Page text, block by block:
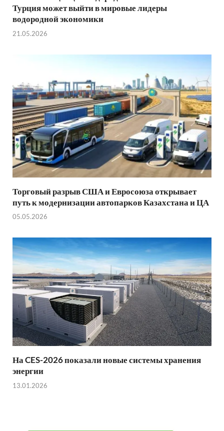
Турция может выйти в мировые лидеры
водородной экономики
21.05.2026
Торговый разрыв США и Евросоюза открывает
путь к модернизации автопарков Казахстана и ЦА
05.05.2026
На CES-2026 показали новые системы хранения
энергии
13.01.2026